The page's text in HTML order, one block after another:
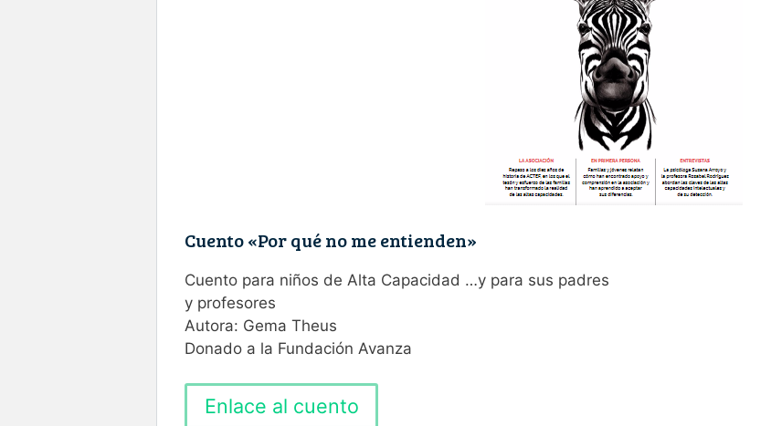
Cuento «Por qué no me entienden»
Cuento para niños de Alta Capacidad …y para sus padres
y profesores
Autora: Gema Theus
Donado a la Fundación Avanza
Enlace al cuento